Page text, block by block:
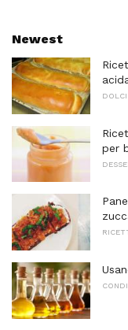
Newest
DOLCI
per